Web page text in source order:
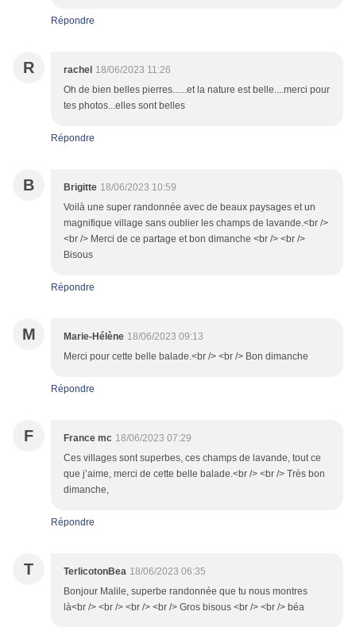
Répondre
R rachel 18/06/2023 11:26
Oh de bien belles pierres......et la nature est belle....merci pour
tes photos...elles sont belles
Répondre
B Brigitte 18/06/2023 10:59
Voilà une super randonnée avec de beaux paysages et un
magnifique village sans oublier les champs de lavande.<br />
<br /> Merci de ce partage et bon dimanche <br /> <br />
Bisous
Répondre
M Marie-Hélène 18/06/2023 09:13
Merci pour cette belle balade.<br /> <br /> Bon dimanche
Répondre
F France mc 18/06/2023 07:29
Ces villages sont superbes, ces champs de lavande, tout ce
que j’aime, merci de cette belle balade.<br /> <br /> Très bon
dimanche,
Répondre
T TerlicotonBea 18/06/2023 06:35
Bonjour Malile, superbe randonnée que tu nous montres
là<br /> <br /> <br /> <br /> Gros bisous <br /> <br /> béa